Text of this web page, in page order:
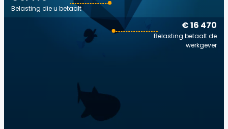
€ 16 470
Belasting betaalt de
werkgever
Belasting die u betaalt